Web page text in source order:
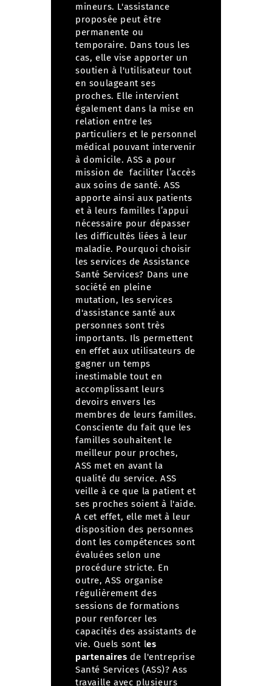
mineurs. L'assistance
proposée peut être
permanente ou
temporaire. Dans tous les
cas, elle vise apporter un
soutien à l'utilisateur tout
en soulageant ses
proches. Elle intervient
également dans la mise en
relation entre les
particuliers et le personnel
médical pouvant intervenir
à domicile. ASS a pour
mission de faciliter l’accès
aux soins de santé. ASS
apporte ainsi aux patients
et à leurs familles l’appui
nécessaire pour dépasser
les difficultés liées à leur
maladie. Pourquoi choisir
les services de Assistance
Santé Services? Dans une
société en pleine
mutation, les services
d'assistance santé aux
personnes sont très
importants. Ils permettent
en effet aux utilisateurs de
gagner un temps
inestimable tout en
accomplissant leurs
devoirs envers les
membres de leurs familles.
Consciente du fait que les
familles souhaitent le
meilleur pour proches,
ASS met en avant la
qualité du service. ASS
veille à ce que la patient et
ses proches soient à l'aide.
A cet effet, elle met à leur
disposition des personnes
dont les compétences sont
évaluées selon une
procédure stricte. En
outre, ASS organise
régulièrement des
sessions de formations
pour renforcer les
capacités des assistants de
vie. Quels sont les
partenaires de l'entreprise
Santé Services (ASS)?Ass
travaille avec plusieurs